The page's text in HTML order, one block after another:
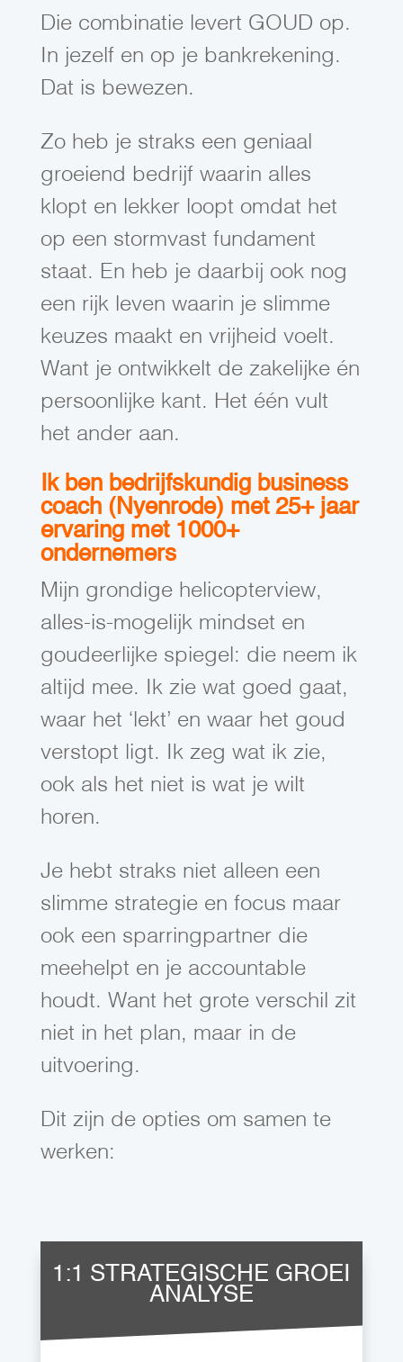
Die combinatie levert GOUD op.
In jezelf en op je bankrekening.
Dat is bewezen.
Zo heb je straks een geniaal
groeiend bedrijf waarin alles
klopt en lekker loopt omdat het
op een stormvast fundament
staat. En heb je daarbij ook nog
een rijk leven waarin je slimme
keuzes maakt en vrijheid voelt.
Want je ontwikkelt de zakelijke én
persoonlijke kant. Het één vult
het ander aan.
Ik ben bedrijfskundig business
coach (Nyenrode) met 25+ jaar
ervaring met 1000+
ondernemers
Mijn grondige helicopterview,
alles-is-mogelijk mindset en
goudeerlijke spiegel: die neem ik
altijd mee. Ik zie wat goed gaat,
waar het ‘lekt’ en waar het goud
verstopt ligt. Ik zeg wat ik zie,
ook als het niet is wat je wilt
horen.
Je hebt straks niet alleen een
slimme strategie en focus maar
ook een sparringpartner die
meehelpt en je accountable
houdt. Want het grote verschil zit
niet in het plan, maar in de
uitvoering.
Dit zijn de opties om samen te
werken:
1:1 STRATEGISCHE GROEI
ANALYSE